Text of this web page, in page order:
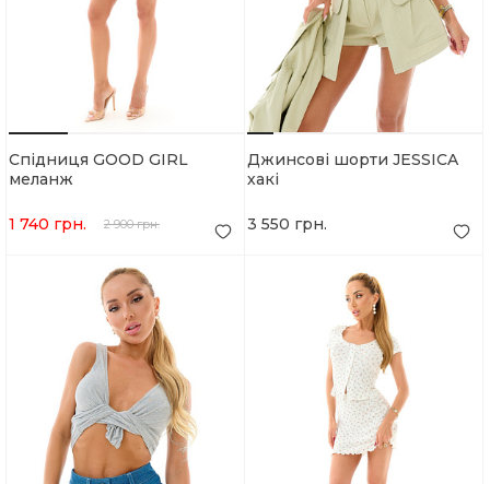
Спідниця GOOD GIRL
меланж
1 740 грн. 2 900 грн.
Джинсові шорти JESSICA
хакі
3 550 грн.